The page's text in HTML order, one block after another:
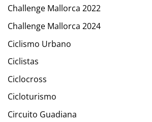
Challenge Mallorca 2022
Challenge Mallorca 2024
Ciclismo Urbano
Ciclistas
Ciclocross
Cicloturismo
Circuito Guadiana